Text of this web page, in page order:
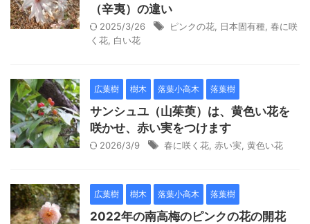
（辛夷）の違い
2025/3/26 ピンクの花 日本固有種 春に咲
く花 白い花
広葉樹 樹木 落葉小高木 落葉樹
サンシュユ（山茱萸）は、黄色い花を
咲かせ、赤い実をつけます
2026/3/9 春に咲く花 赤い実 黄色い花
広葉樹 樹木 落葉小高木 落葉樹
2022年の南高梅のピンクの花の開花